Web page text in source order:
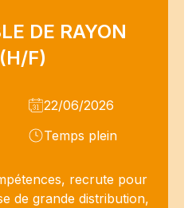
DE RAYON
F)
22/06/2026
Temps plein
recrute pour
de grande distribution,